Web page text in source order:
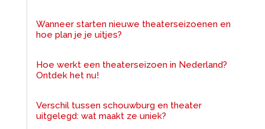
Wanneer starten nieuwe theaterseizoenen en
hoe plan je je uitjes?
Hoe werkt een theaterseizoen in Nederland?
Ontdek het nu!
Verschil tussen schouwburg en theater
uitgelegd: wat maakt ze uniek?